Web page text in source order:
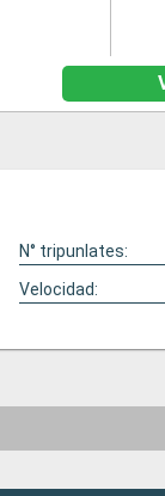
N° tripunlates:
Velocidad: